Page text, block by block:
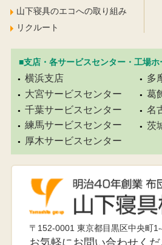
山下寝具のエコへの取り組み
リクルート
■支店・各サービスセンター・工場ホ
横浜支店
大宮サービスセンター
千葉サービスセンター
練馬サービスセンター
厚木サービスセンター
多
葛
名
茨
〒152-0001 東京都目黒区中央町
お気軽にお問い合わせくだ